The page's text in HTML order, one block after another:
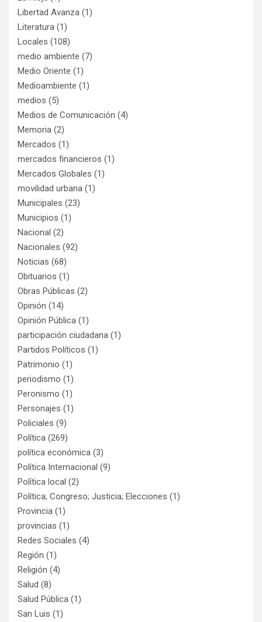
Libertad Avanza (1)
Literatura (1)
Locales (108)
medio ambiente (7)
Medio Oriente (1)
Medioambiente (1)
medios (5)
Medios de Comunicación (4)
Memoria (2)
Mercados (1)
mercados financieros (1)
Mercados Globales (1)
movilidad urbana (1)
Municipales (23)
Municipios (1)
Nacional (2)
Nacionales (92)
Noticias (68)
Obituarios (1)
Obras Públicas (2)
Opinión (14)
Opinión Pública (1)
participación ciudadana (1)
Partidos Políticos (1)
Patrimonio (1)
periodismo (1)
Peronismo (1)
Personajes (1)
Policiales (9)
Política (269)
política económica (3)
Política Internacional (9)
Política local (2)
Política; Congreso; Justicia; Elecciones (1)
Provincia (1)
provincias (1)
Redes Sociales (4)
Región (1)
Religión (4)
Salud (8)
Salud Pública (1)
San Luis (1)